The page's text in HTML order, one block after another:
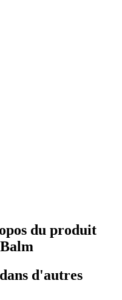
du produit
d'autres